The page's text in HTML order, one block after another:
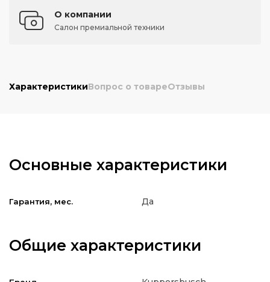
О компании
Салон премиальной техники
ХарактеристикиВопрос о товареОтзывы
Основные характеристики
Гарантия, мес. Да
Общие характеристики